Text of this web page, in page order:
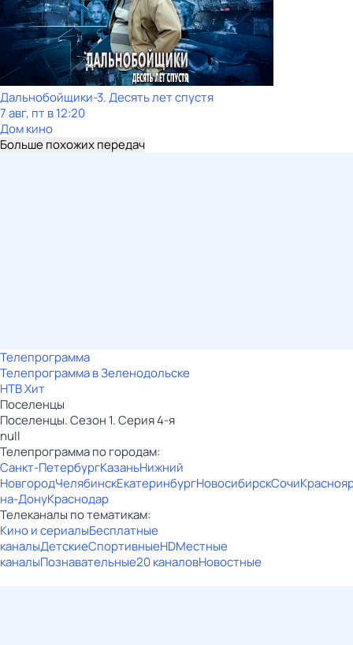
Дальнобойщики-3. Десять лет спустя
7 авг, пт в 12:20
Дом кино
Больше похожих передач
Телепрограмма
Телепрограмма в Зеленодольске
НТВ Хит
Поселенцы
Поселенцы. Сезон 1. Серия 4-я
null
Телепрограмма по городам:
Санкт-ПетербургКазаньНижний
НовгородЧелябинскЕкатеринбургНовосибирскСочи
на-ДонуКраснодар
Телеканалы по тематикам:
Кино и сериалыБесплатные
каналыДетскиеСпортивныеHDМестные
каналыПознавательные20 каналовНовостные